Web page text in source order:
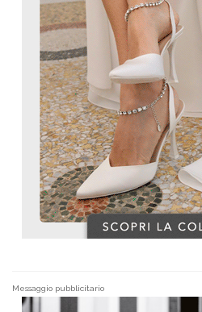
Messaggio pubblicitario